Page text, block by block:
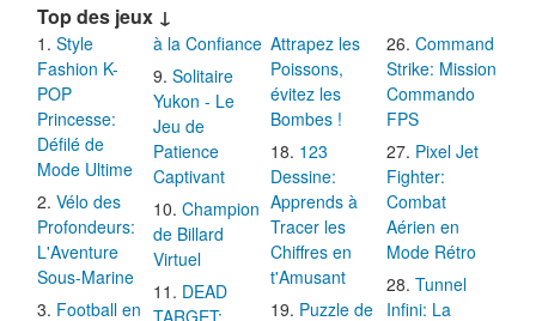
Top des jeux ↓
Style
Fashion K-
POP
Princesse:
Défilé de
Mode Ultime
Vélo des
Profondeurs:
L'Aventure
Sous-Marine
Football en
à la Confiance
Solitaire
Yukon - Le
Jeu de
Patience
Captivant
Champion
de Billard
Virtuel
DEAD
TARGET:
Attrapez les
Poissons,
évitez les
Bombes !
123
Dessine:
Apprends à
Tracer les
Chiffres en
t'Amusant
Puzzle de
Command
Strike: Mission
Commando
FPS
Pixel Jet
Fighter:
Combat
Aérien en
Mode Rétro
Tunnel
Infini: La